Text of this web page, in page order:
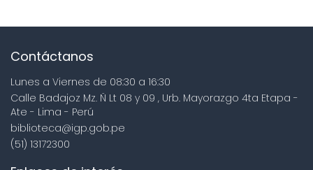
Contáctanos
Lunes a Viernes de 08:30 a 16:30
Calle Badajoz Mz. Ñ Lt 08 y 09 , Urb. Mayorazgo 4ta Etapa -
Ate - Lima - Perú
biblioteca@igp.gob.pe
(51) 13172300